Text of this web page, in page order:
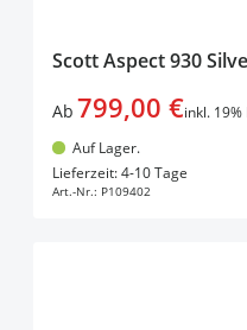
Scott Aspect 930
Ab 799,00 €inkl.
Auf Lager.
Lieferzeit: 4-10 Tage
Art.-Nr.: P109402